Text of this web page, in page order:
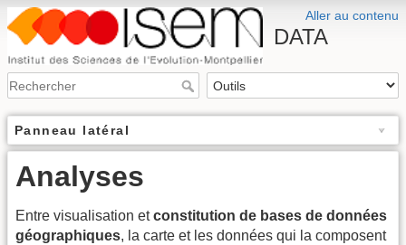
Aller au contenu
DATA
Panneau latéral
Analyses
Entre visualisation etconstitution de bases de données
géographiques, la carte et les données qui la composent